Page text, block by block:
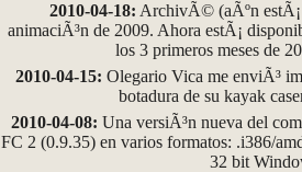
2010-04-18: ArchivÃ© (aÃºn
animaciÃ³n de 2009. Ahora estÃ¡
los 3 primeros meses de
2010-04-15: Olegario Vica me enviÃ³
botadura de su kayak
2010-04-08: Una versiÃ³n nueva del
FC 2 (0.9.35) en varios formatos: .i386/
32 bit